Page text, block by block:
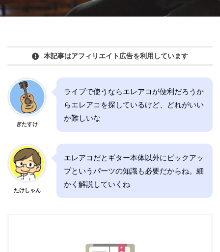
本記事はアフィリエイト広告を利用しています
ぎたすけ
ライブで使うならエレアコが便利だろうか
らエレアコを探しているけど、どれがいい
か難しいな
たけしゃん
エレアコだとギター本体以外にピックアッ
プというパーツの知識も必要だからね。細
かく解説していくね